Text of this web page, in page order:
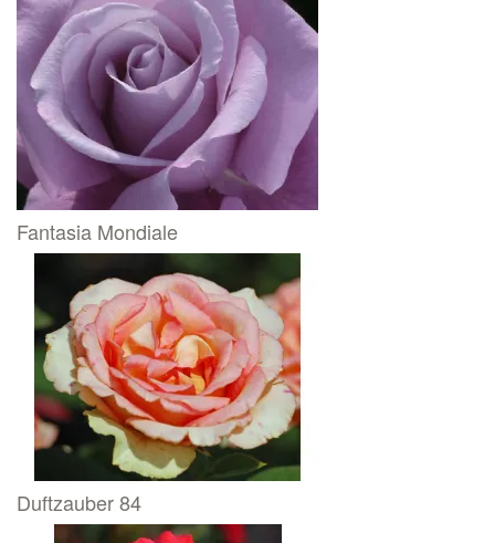
Fantasia Mondiale
Duftzauber 84